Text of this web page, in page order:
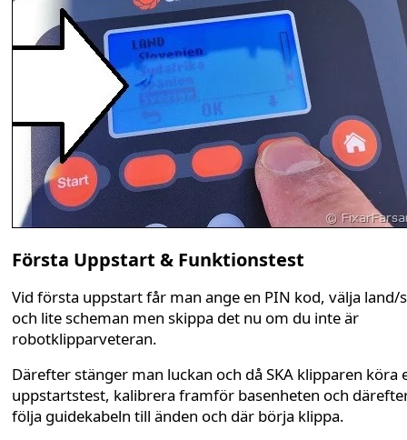
Första Uppstart & Funktionstest
Vid första uppstart får man ange en PIN kod, välja land/
och lite scheman men skippa det nu om du inte är
robotklipparveteran.
Därefter stänger man luckan och då SKA klipparen köra
uppstartstest, kalibrera framför basenheten och
följa guidekabeln till änden och där börja klippa.